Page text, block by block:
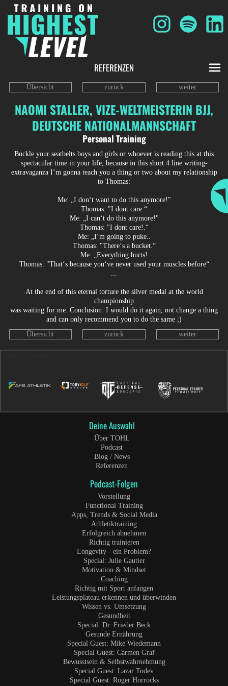
REFERENZEN
Übersicht zurück weiter
NAOMI STALLER, VIZE-WELTMEISTERIN BJJ,
DEUTSCHE NATIONALMANNSCHAFT
Personal Training
Buckle your seatbelts boys and girls or whoever is reading this at this
spectacular time in your life, because in this short 4 line writing-
extravaganza I‘m gonna teach you a thing or two about my relationship
to Thomas:
Me: „I don‘t want to do this anymore!"
Thomas: "I dont care.“
Me: „I can‘t do this anymore!"
Thomas: "I dont care!.“
Me: „I‘m going to puke..
Thomas: "There‘s a bucket.“
Me: „Everything hurts!
Thomas: "That‘s because you‘ve never used your muscles before“
...
At the end of this eternal torture the silver medal at the world
championship
was waiting for me. Conclusion: I would do it again, not change a thing
and can only recommend you to do the same ;)
Übersicht
zurück weiter
Deine Auswahl
Über TOHL
Podcast
Blog / News
Referenzen
Podcast-Folgen
Vorstellung
Functional Training
Apps, Trends & Social Media
Athletiktraining
Erfolgreich abnehmen
Richtig trainieren
Longevity - ein Problem?
Special: Julie Gautier
Motivation & Mindset
Coaching
Richtig mit Sport anfangen
Leistungsplateau erkennen und überwinden
Wissen vs. Umsetzung
Gesundheit
Special: Dr. Frieder Beck
Gesunde Ernährung
Special Guest: Mike Wiedemann
Special Guest: Carmen Graf
Bewusstsein & Selbstwahrnehmung
Special Guest: Lazar Todev
Special Guest: Roger Horrocks